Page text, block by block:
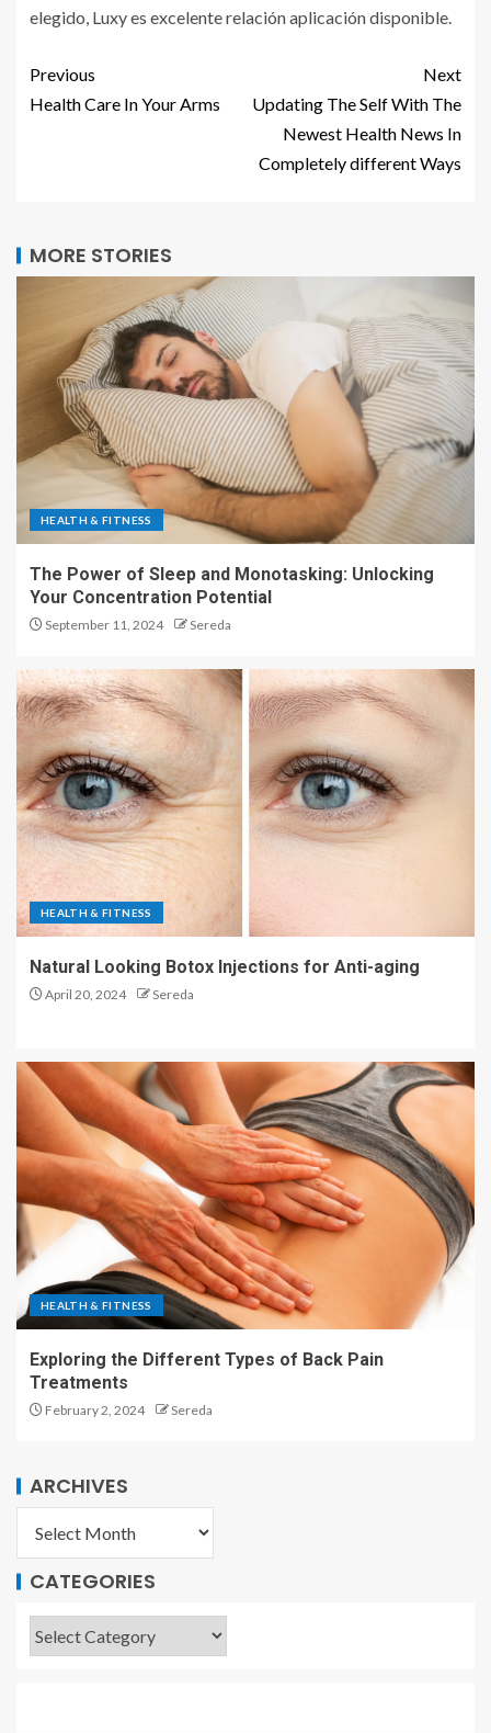
elegido, Luxy es excelente relación aplicación disponible.
Previous
Health Care In Your Arms
Next
Updating The Self With The
Newest Health News In
Completely different Ways
MORE STORIES
HEALTH & FITNESS
The Power of Sleep and Monotasking: Unlocking
Your Concentration Potential
September 11, 2024 Sereda
HEALTH & FITNESS
Natural Looking Botox Injections for Anti-aging
April 20, 2024 Sereda
HEALTH & FITNESS
Exploring the Different Types of Back Pain
Treatments
February 2, 2024 Sereda
ARCHIVES
CATEGORIES